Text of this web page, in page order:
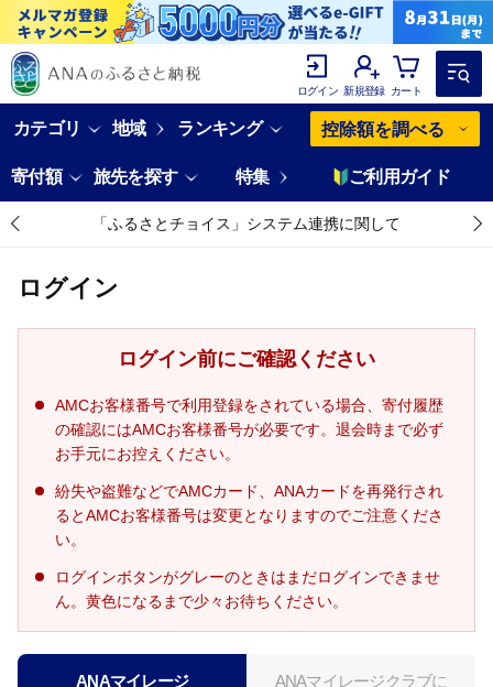
ログイン 新規登録 カート
カテゴリ 地域 ランキング 控除額を調べる
寄付額 旅先を探す 特集 ご利用ガイド
「ふるさとチョイス」システム連携に関して
ログイン
ログイン前にご確認ください
AMCお客様番号で利用登録をされている場合、寄付履歴
の確認にはAMCお客様番号が必要です。退会時まで必ず
お手元にお控えください。
紛失や盗難などでAMCカード、ANAカードを再発行され
るとAMCお客様番号は変更となりますのでご注意くださ
い。
ログインボタンがグレーのときはまだログインできませ
ん。黄色になるまで少々お待ちください。
ANAマイレージ
ANAマイレージクラブに